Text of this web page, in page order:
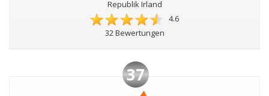
Republik Irland
4.6
32 Bewertungen
37